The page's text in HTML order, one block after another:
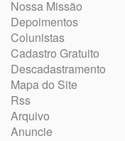
Nossa Missão
Depoimentos
Colunistas
Cadastro Gratuito
Descadastramento
Mapa do Site
Rss
Arquivo
Anuncie